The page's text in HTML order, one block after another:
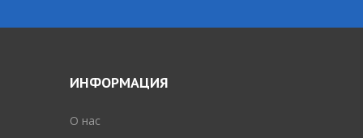
ИНФОРМАЦИЯ
O нас